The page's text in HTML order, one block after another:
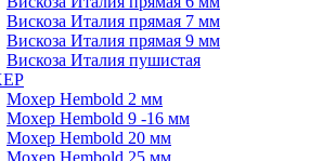
Вискоза Италия прямая 7 мм
Вискоза Италия прямая 9 мм
Вискоза Италия пушистая
Мохер Hembold 2 мм
Мохер Hembold 9 -16 мм
Мохер Hembold 20 мм
Мохер Hembold 25 мм